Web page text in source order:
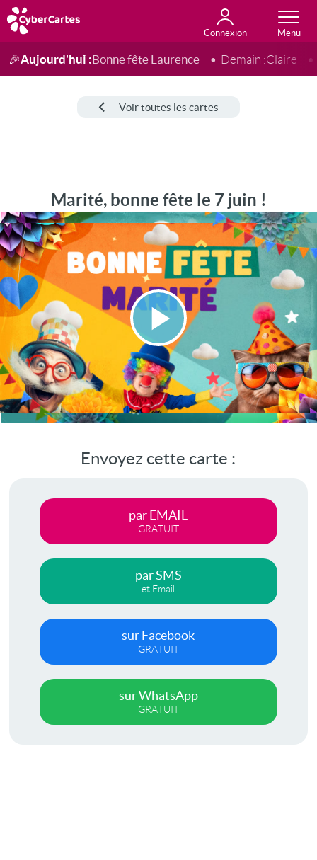
Connexion
Anniversaire
Fête du jour
Amour
Amitié
Merci
Toutes les cartes
🎉Aujourd'hui :Bonne fête Laurence Demain :Claire
Voir toutes les cartes
Marité, bonne fête le 7 juin !
Lire
la
vidéo
Envoyez cette carte :
par EMAIL
GRATUIT
par SMS
et Email
sur Facebook
GRATUIT
sur WhatsApp
GRATUIT